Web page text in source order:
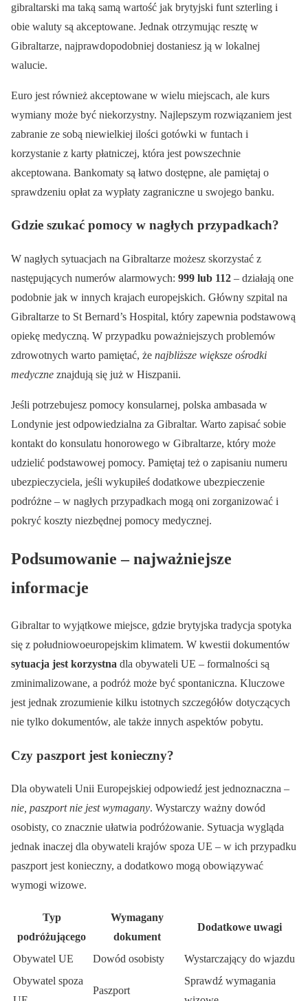
gibraltarski ma taką samą wartość jak brytyjski funt szterling i
obie waluty są akceptowane. Jednak otrzymując resztę w
Gibraltarze, najprawdopodobniej dostaniesz ją w lokalnej
walucie.
Euro jest również akceptowane w wielu miejscach, ale kurs
wymiany może być niekorzystny. Najlepszym rozwiązaniem jest
zabranie ze sobą niewielkiej ilości gotówki w funtach i
korzystanie z karty płatniczej, która jest powszechnie
akceptowana. Bankomaty są łatwo dostępne, ale pamiętaj o
sprawdzeniu opłat za wypłaty zagraniczne u swojego banku.
Gdzie szukać pomocy w nagłych przypadkach?
W nagłych sytuacjach na Gibraltarze możesz skorzystać z
następujących numerów alarmowych: 999 lub 112 – działają one
podobnie jak w innych krajach europejskich. Główny szpital na
Gibraltarze to St Bernard’s Hospital, który zapewnia podstawową
opiekę medyczną. W przypadku poważniejszych problemów
zdrowotnych warto pamiętać, że najbliższe większe ośrodki
medyczne znajdują się już w Hiszpanii.
Jeśli potrzebujesz pomocy konsularnej, polska ambasada w
Londynie jest odpowiedzialna za Gibraltar. Warto zapisać sobie
kontakt do konsulatu honorowego w Gibraltarze, który może
udzielić podstawowej pomocy. Pamiętaj też o zapisaniu numeru
ubezpieczyciela, jeśli wykupiłeś dodatkowe ubezpieczenie
podróżne – w nagłych przypadkach mogą oni zorganizować i
pokryć koszty niezbędnej pomocy medycznej.
Podsumowanie – najważniejsze
informacje
Gibraltar to wyjątkowe miejsce, gdzie brytyjska tradycja spotyka
się z południowoeuropejskim klimatem. W kwestii dokumentów
sytuacja jest korzystna dla obywateli UE – formalności są
zminimalizowane, a podróż może być spontaniczna. Kluczowe
jest jednak zrozumienie kilku istotnych szczegółów dotyczących
nie tylko dokumentów, ale także innych aspektów pobytu.
Czy paszport jest konieczny?
Dla obywateli Unii Europejskiej odpowiedź jest jednoznaczna –
nie, paszport nie jest wymagany. Wystarczy ważny dowód
osobisty, co znacznie ułatwia podróżowanie. Sytuacja wygląda
jednak inaczej dla obywateli krajów spoza UE – w ich przypadku
paszport jest konieczny, a dodatkowo mogą obowiązywać
wymogi wizowe.
Typ
podróżującego
Wymagany
dokument
Dodatkowe uwagi
Obywatel UE Dowód osobisty
Wystarczający do wjazdu
Obywatel spoza
Paszport
Sprawdź wymagania